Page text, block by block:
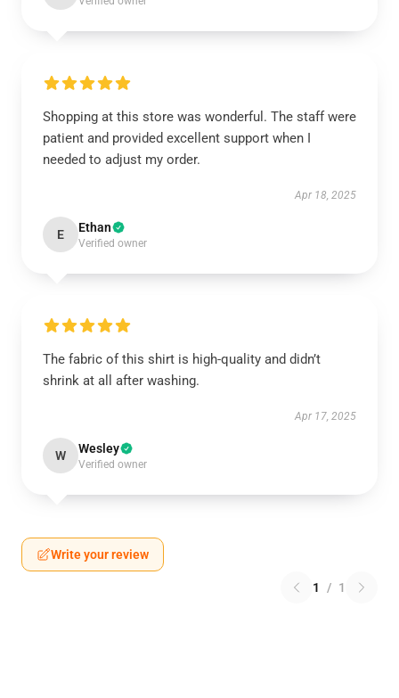
Shopping at this store was wonderful. The staff were
patient and provided excellent support when I
needed to adjust my order.
Apr 18, 2025
E Ethan
Verified owner
The fabric of this shirt is high-quality and didn’t
shrink at all after washing.
Apr 17, 2025
W Wesley
Verified owner
Write your review
1 / 1